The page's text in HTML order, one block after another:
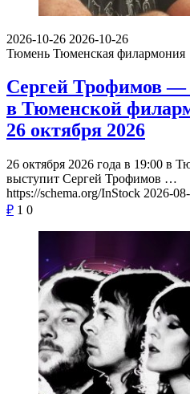
2026-10-26 2026-10-26
Тюмень Тюменская филармония
Сергей Трофимов —
в Тюменской
26 октября 2026
26 октября 2026 года в 19:00 в
выступит Сергей Трофимов …
https://schema.org/InStock 2026-
₽ 1 0